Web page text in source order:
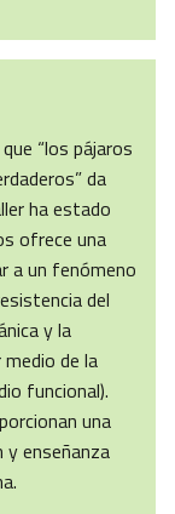
“los pájaros
da
ha estado
ofrece una
a un fenómeno
del
y la
de la
funcional).
una
enseñanza